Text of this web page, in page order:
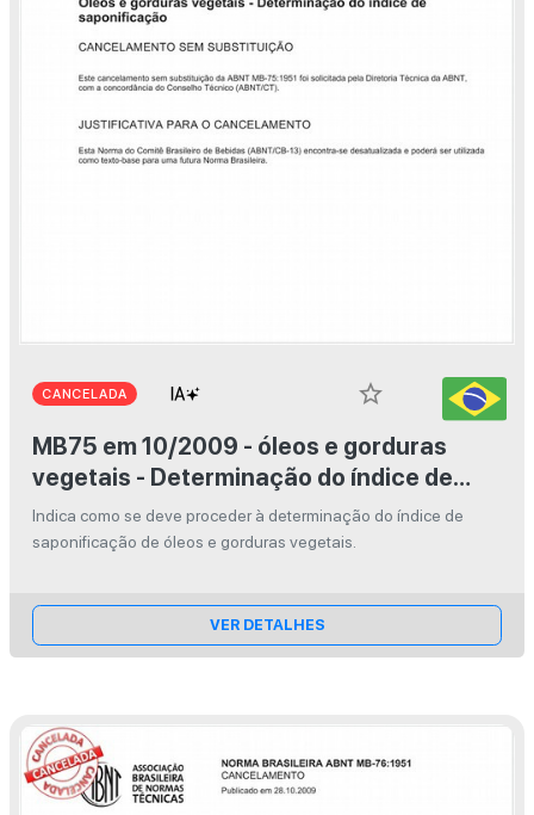
CANCELADA
star_border
MB75 em 10/2009 - óleos e gorduras
vegetais - Determinação do índice de
saponificação
Indica como se deve proceder à determinação do índice de
saponificação de óleos e gorduras vegetais.
VER DETALHES